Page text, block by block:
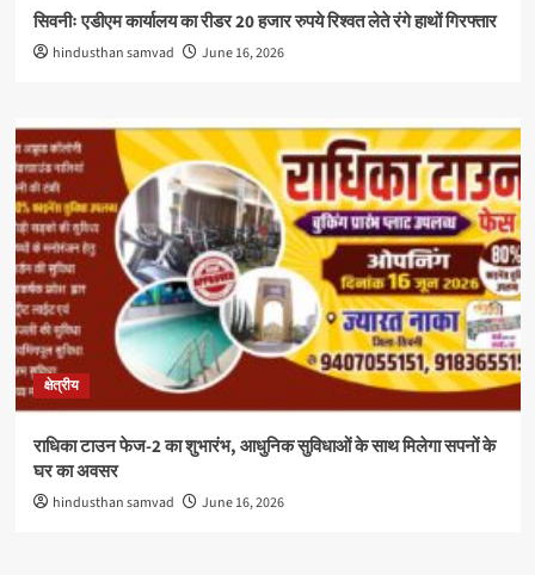
सिवनीः एडीएम कार्यालय का रीडर 20 हजार रुपये रिश्वत लेते रंगे हाथों गिरफ्तार
hindusthan samvad June 16, 2026
क्षेत्रीय
राधिका टाउन फेज-2 का शुभारंभ, आधुनिक सुविधाओं के साथ मिलेगा सपनों के
घर का अवसर
hindusthan samvad June 16, 2026